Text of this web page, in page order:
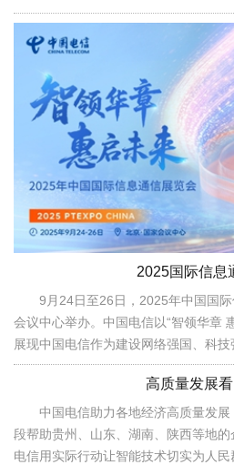
2025国际信息
9月24日至26日，2025年中国国
会议中心举办。中国电信以“智领华章
展现中国电信作为建设网络强国、科技
高质量发展
中国电信助力各地经济高质量发
段帮助贵州、山东、湖南、陕西等地
电信用实际行动让智能技术切实为人民